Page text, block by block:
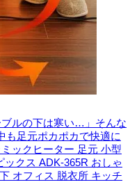
ルの下は寒い…」そんな
も足元ポカポカで快適に
ックヒーター 足元 小型
ックス ADK-365R おしゃ
オフィス 脱衣所 キッチ